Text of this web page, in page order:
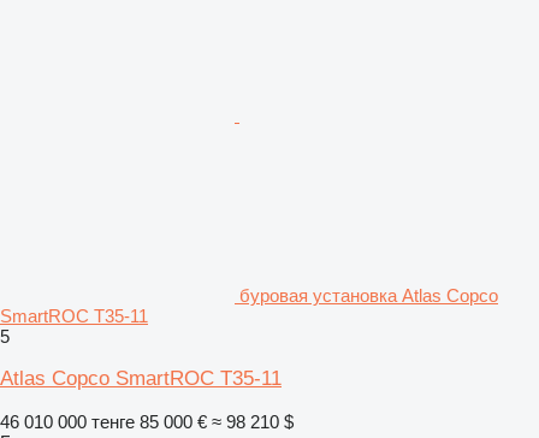
буровая установка Atlas Copco
SmartROC T35-11
5
Atlas Copco SmartROC T35-11
46 010 000 тенге 85 000 € ≈ 98 210 $